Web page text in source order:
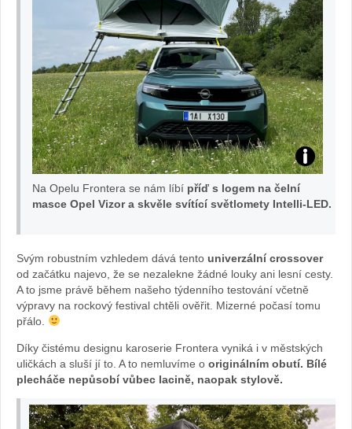
TE
ST
pe
l
ter
Na Opelu Frontera se nám líbí příď s logem na čelní
masce Opel Vizor a skvěle svítící světlomety Intelli-LED.
Svým robustním vzhledem dává tento univerzální crossover
od začátku najevo, že se nezalekne žádné louky ani lesní cesty.
A to jsme právě během našeho týdenního testování včetně
výpravy na rockový festival chtěli ověřit. Mizerné počasí tomu
přálo.
Díky čistému designu karoserie Frontera vyniká i v městských
uličkách a sluší jí to. A to nemluvíme o originálním obutí. Bílé
plecháče nepůsobí vůbec lacině, naopak stylově.